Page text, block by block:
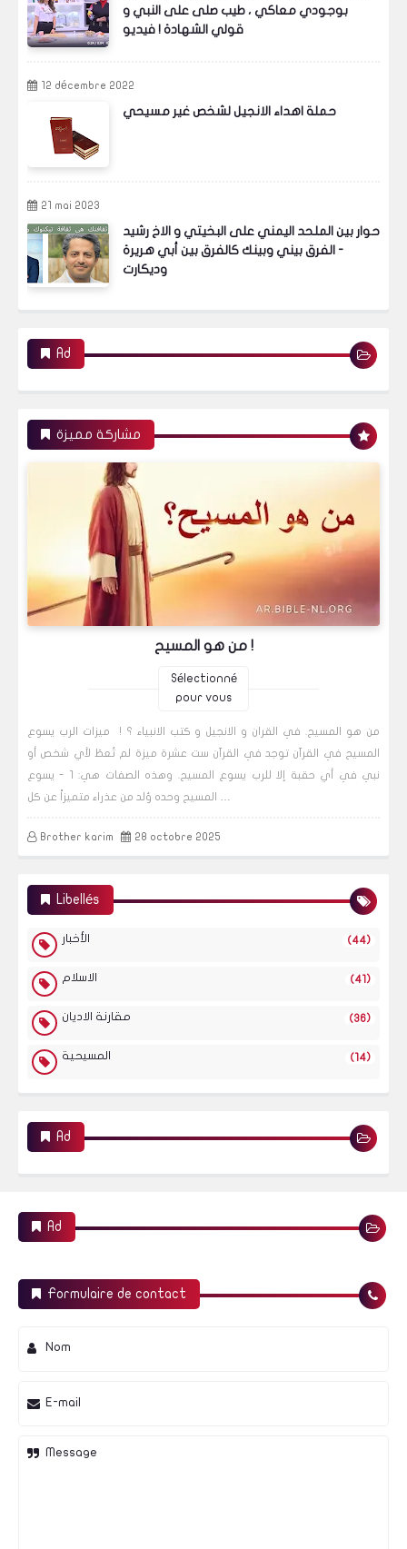
بوجودي معاكي ، طيب صلى على النبي و
قولي الشهادة ! فيديو
12 décembre 2022
حملة اهداء الانجيل لشخص غير مسيحي
21 mai 2023
حوار بين الملحد اليمني على البخيتي و الاخ رشيد
- الفرق بيني وبينك كالفرق بين أبي هريرة
وديكارت
Ad
مشاركة مميزة
من هو المسيح !
Sélectionné
pour vous
من هو المسيح. في القران و الانجيل و كتب الانبياء ؟ ! ميزات الرب يسوع
المسيح في القرآن توجد في القرآن ست عشرة ميزة لم تُعطَ لأي شخص أو
نبي في أي حقبة إلا للرب يسوع المسيح. وهذه الصفات هي: 1 - يسوع
Brother karim 28 octobre 2025
Libellés
الأخبار (44)
الاسلام (41)
مقارنة الاديان (36)
المسيحية (14)
Ad
Ad
Formulaire de contact
Nom
E-mail
Message